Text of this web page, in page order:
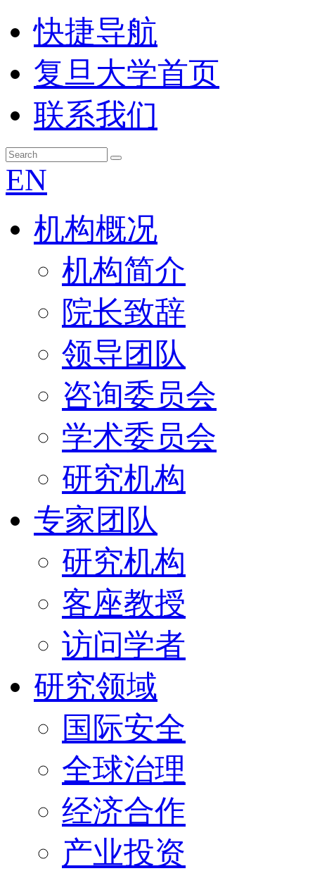
快捷导航
复旦大学首页
联系我们
EN
机构概况
机构简介
院长致辞
领导团队
咨询委员会
学术委员会
研究机构
专家团队
研究机构
客座教授
访问学者
研究领域
国际安全
全球治理
经济合作
产业投资